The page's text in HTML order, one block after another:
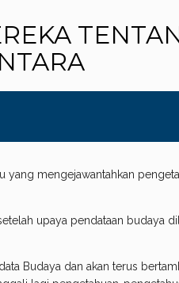
yang mengejawantahkan
upaya pendataan budaya
Budaya dan akan terus